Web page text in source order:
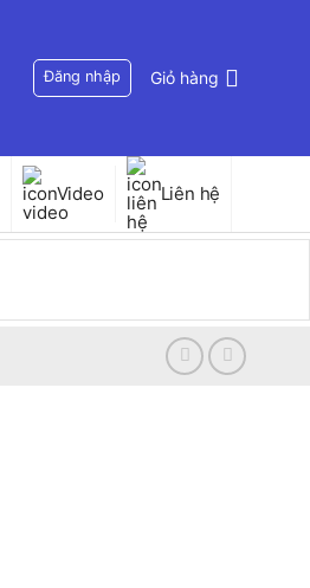
Đăng nhập Giỏ hàng
Video Liên hệ